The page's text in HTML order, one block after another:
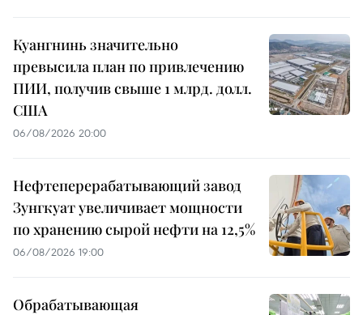
Куангнинь значительно
превысила план по привлечению
ПИИ, получив свыше 1 млрд. долл.
США
06/08/2026 20:00
Нефтеперерабатывающий завод
Зунгкуат увеличивает мощности
по хранению сырой нефти на 12,5%
06/08/2026 19:00
Обрабатывающая